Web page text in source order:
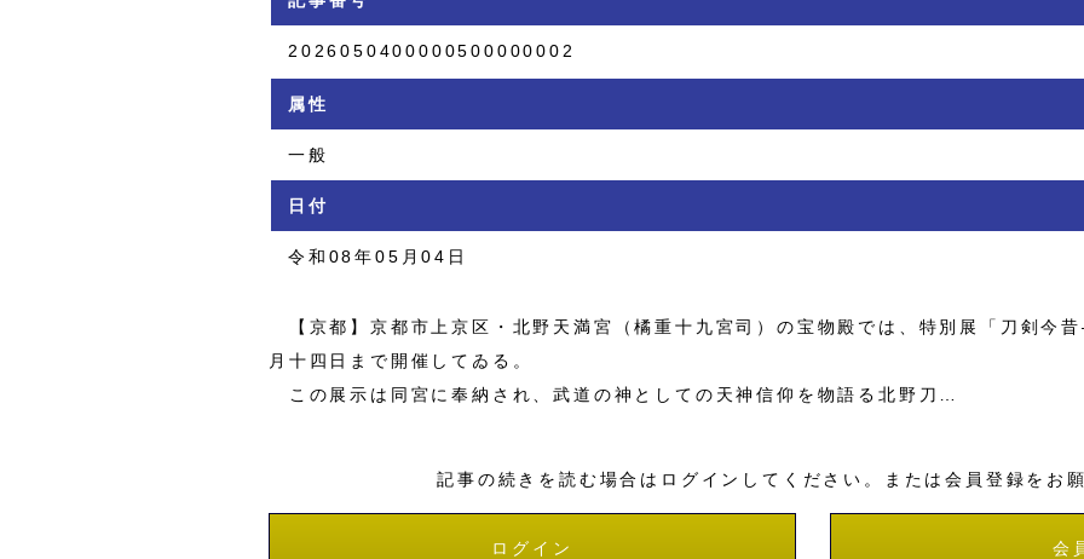
2026050400000500000002
属性
一般
日付
令和08年05月04日
【京都】京都市上京区・北野天満宮（橘重十九宮司）の宝物殿では、特別展「刀剣今
月十四日まで開催してゐる。
この展示は同宮に奉納され、武道の神としての天神信仰を物語る北野刀…
記事の続きを読む場合はログインしてください。または会員登録をお
ログイン 会